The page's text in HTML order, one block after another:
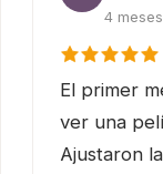
4 meses
El primer
ver una
Ajustaron